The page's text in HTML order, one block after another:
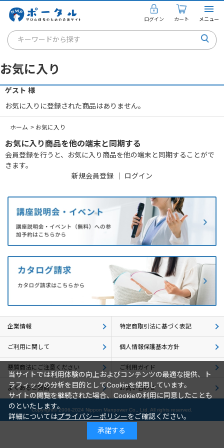
ログイン カート メニュー
キーワードから探す
通信講座
キャリアコンサルタント
書籍・教材
講座を探す
お知らせ
ご利用ガイド
個人のお客様
企業情報
採用情報
閉じる
お気に入り
ゲスト 様
お気に入りに登録された商品はありません。
ホーム > お気に入り
お気に入り商品を他の端末と同期する
会員登録を行うと、お気に入り商品を他の端末と同期することがで
きます。
新規会員登録
ログイン
企業情報 特定商取引法に基づく表記
ご利用に関して 個人情報保護基本方針
悪質商法にご注意ください ご利用ガイド
よくあるご質問 お問い合わせ
Copyright© 2006-2024 Nippon Manpower Co., Ltd. All rights reserved.
当サイトでは利用体験の向上およびコンテンツの最適な提供、ト
ラフィックの分析を目的としてCookieを使用しています。
サイトの閲覧を継続された場合、Cookieの利用に同意したことも
のといたします。
詳細についてはプライバシーポリシーをご確認ください。
承諾する